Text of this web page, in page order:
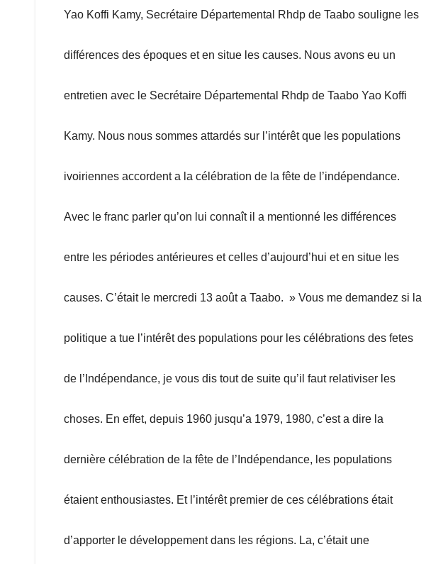
Yao Koffi Kamy, Secrétaire Départemental Rhdp de Taabo souligne les
différences des époques et en situe les causes. Nous avons eu un
entretien avec le Secrétaire Départemental Rhdp de Taabo Yao Koffi
Kamy. Nous nous sommes attardés sur l’intérêt que les populations
ivoiriennes accordent a la célébration de la fête de l’indépendance.
Avec le franc parler qu’on lui connaît il a mentionné les différences
entre les périodes antérieures et celles d’aujourd’hui et en situe les
causes. C’était le mercredi 13 août a Taabo. » Vous me demandez si la
politique a tue l’intérêt des populations pour les célébrations des fetes
de l’Indépendance, je vous dis tout de suite qu’il faut relativiser les
choses. En effet, depuis 1960 jusqu’a 1979, 1980, c’est a dire la
dernière célébration de la fête de l’Indépendance, les populations
étaient enthousiastes. Et l’intérêt premier de ces célébrations était
d’apporter le développement dans les régions. La, c’était une